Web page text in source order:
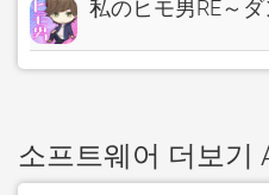
私のヒモ男RE～
소프트웨어 더보기